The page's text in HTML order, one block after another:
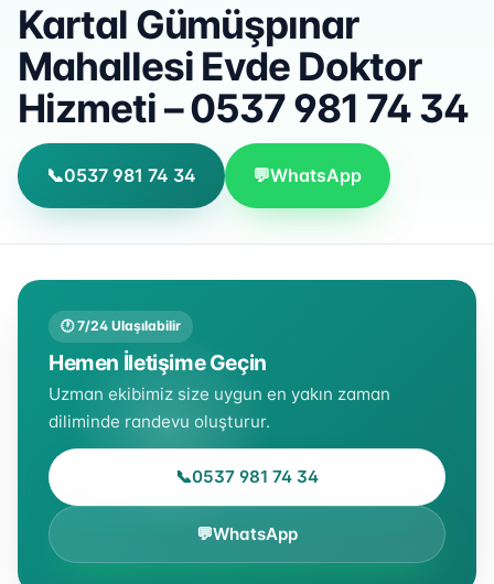
Kartal Gümüşpınar
Mahallesi Evde Doktor
Hizmeti – 0537 981 74 34
📞0537 981 74 34 💬WhatsApp
🕐 7/24 Ulaşılabilir
Hemen İletişime Geçin
Uzman ekibimiz size uygun en yakın zaman
diliminde randevu oluşturur.
📞0537 981 74 34
💬WhatsApp